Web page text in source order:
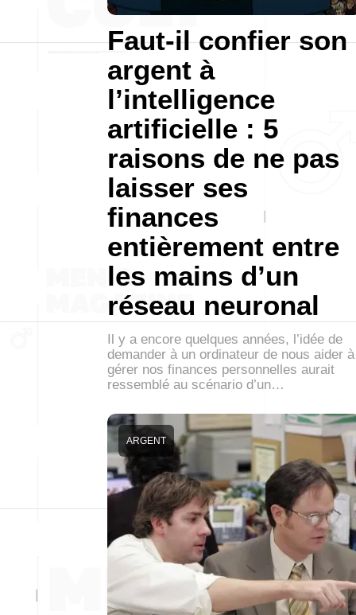
Faut-il confier son
argent à
l’intelligence
artificielle : 5
raisons de ne pas
laisser ses
finances
entièrement entre
les mains d’un
réseau neuronal
Il y a encore quelques années, l’idée de
demander à un ordinateur de nous aider à
gérer nos finances personnelles aurait
ressemblé au scénario d’un…
ARGENT